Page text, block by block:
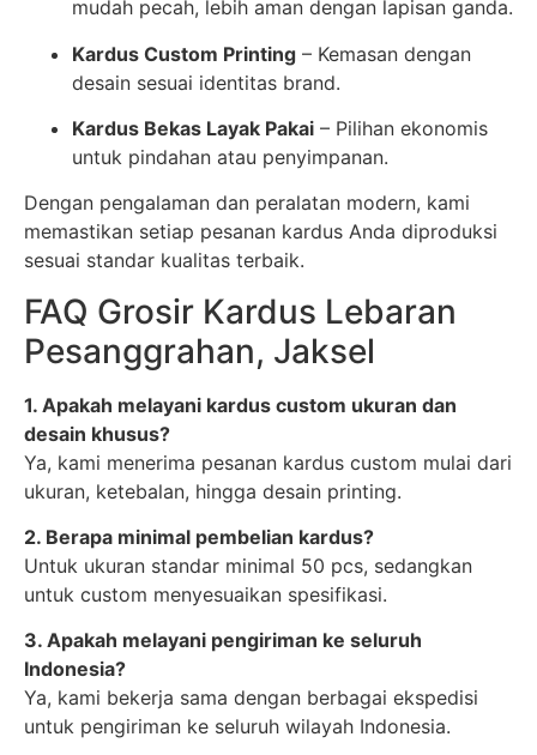
mudah pecah, lebih aman dengan lapisan ganda.
Kardus Custom Printing – Kemasan dengan
desain sesuai identitas brand.
Kardus Bekas Layak Pakai – Pilihan ekonomis
untuk pindahan atau penyimpanan.
Dengan pengalaman dan peralatan modern, kami
memastikan setiap pesanan kardus Anda diproduksi
sesuai standar kualitas terbaik.
FAQ Grosir Kardus Lebaran
Pesanggrahan, Jaksel
1. Apakah melayani kardus custom ukuran dan
desain khusus?
Ya, kami menerima pesanan kardus custom mulai dari
ukuran, ketebalan, hingga desain printing.
2. Berapa minimal pembelian kardus?
Untuk ukuran standar minimal 50 pcs, sedangkan
untuk custom menyesuaikan spesifikasi.
3. Apakah melayani pengiriman ke seluruh
Indonesia?
Ya, kami bekerja sama dengan berbagai ekspedisi
untuk pengiriman ke seluruh wilayah Indonesia.